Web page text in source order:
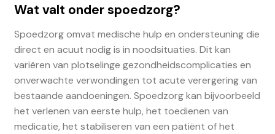
Wat valt onder spoedzorg?
Spoedzorg omvat medische hulp en ondersteuning die
direct en acuut nodig is in noodsituaties. Dit kan
variëren van plotselinge gezondheidscomplicaties en
onverwachte verwondingen tot acute verergering van
bestaande aandoeningen. Spoedzorg kan bijvoorbeeld
het verlenen van eerste hulp, het toedienen van
medicatie, het stabiliseren van een patiënt of het